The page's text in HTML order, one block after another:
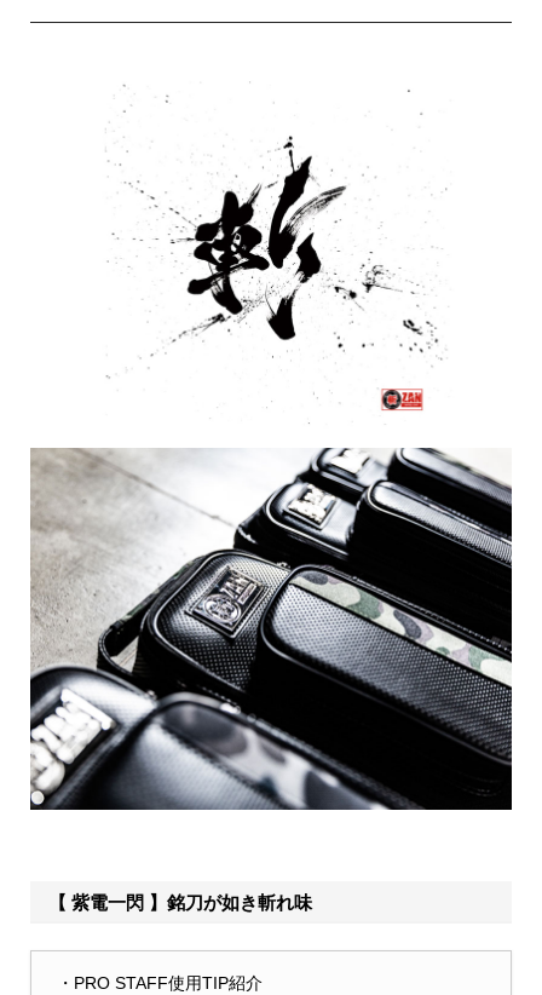
【 紫電一閃 】銘刀が如き斬れ味
・PRO STAFF使用TIP紹介